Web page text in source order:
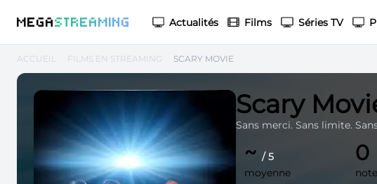
MEGASTREAMING Actualités Films Séries TV
ACCUEIL FILMS EN STREAMING SCARY MOVIE
Scary
Sans merci. Sans limite.
~ / 5
moyenne
0